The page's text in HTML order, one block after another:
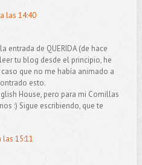
las 14:40
entrada de QUERIDA (de hace
tu blog desde el principio, he
que no me había animado a
esto.
House, pero para mi Comillas
:) Sigue escribiendo, que te
las 15:11